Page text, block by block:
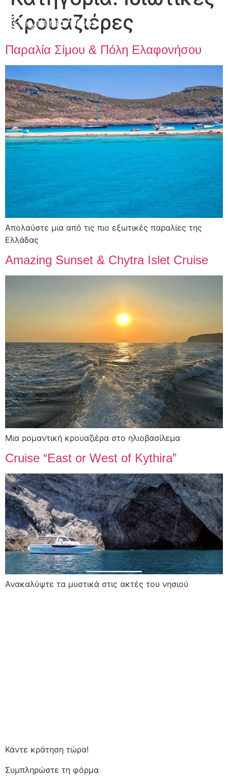
Κρουαζιέρες
Παραλία Σίμου & Πόλη Ελαφονήσου
Απολαύστε μια από τις πιο εξωτικές παραλίες της
Ελλάδας
Amazing Sunset & Chytra Islet Cruise
Μια ρομαντική κρουαζιέρα στο ηλιοβασίλεμα
Cruise “East or West of Kythira”
Ανακαλύψτε τα μυστικά στις ακτές του νησιού
Κάντε κράτηση τώρα!
Συμπληρώστε τη φόρμα